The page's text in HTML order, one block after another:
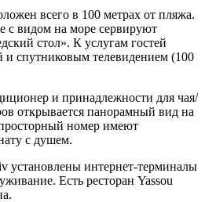
всего в 100 метрах от пляжа.
с видом на море сервируют
стол». К услугам гостей
и спутниковым телевидением (100
и принадлежности для чая/
открывается панорамный вид на
номер имеют
с душем.
установлены интернет-терминалы
Есть ресторан Yassou